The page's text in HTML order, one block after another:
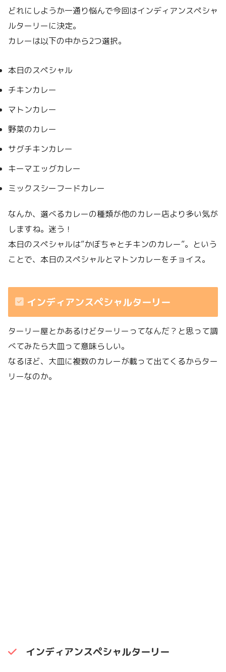
どれにしようか一通り悩んで今回はインディアンスペシャ
ルターリーに決定。
カレーは以下の中から2つ選択。
本日のスペシャル
チキンカレー
マトンカレー
野菜のカレー
サグチキンカレー
キーマエッグカレー
ミックスシーフードカレー
なんか、選べるカレーの種類が他のカレー店より多い気が
しますね。迷う！
本日のスペシャルは”かぼちゃとチキンのカレー”。という
ことで、本日のスペシャルとマトンカレーをチョイス。
インディアンスペシャルターリー
ターリー屋とかあるけどターリーってなんだ？と思って調
べてみたら大皿って意味らしい。
なるほど、大皿に複数のカレーが載って出てくるからター
リーなのか。
インディアンスペシャルターリー